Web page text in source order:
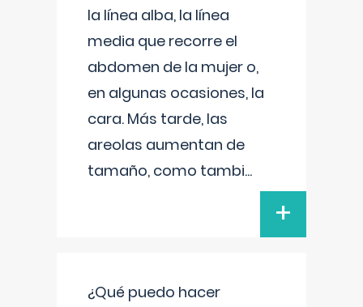
la línea alba, la línea
media que recorre el
abdomen de la mujer o,
en algunas ocasiones, la
cara. Más tarde, las
areolas aumentan de
tamaño, como tambi...
+
¿Qué puedo hacer